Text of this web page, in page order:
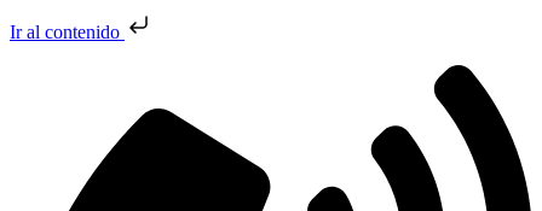
Ir al contenido